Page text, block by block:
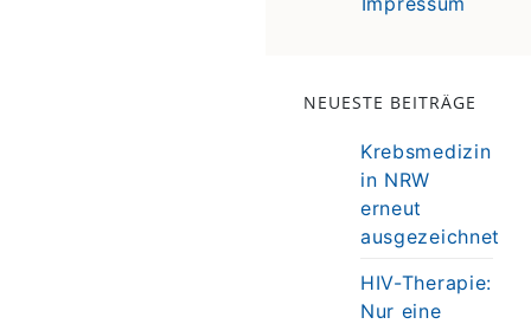
NEUESTE BEITRÄGE
Krebsmedizin
in NRW
erneut
ausgezeichnet
HIV-Therapie:
Nur eine